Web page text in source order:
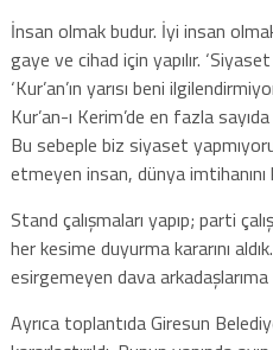
İnsan olmak budur. İyi insan
gaye ve cihad için yapılır.
‘Kur’an’ın yarısı beni
Kur’an-ı Kerim’de en fazla
Bu sebeple biz siyaset
etmeyen insan, dünya
Stand çalışmaları yapıp; parti
her kesime duyurma kararını
esirgemeyen dava
Ayrıca toplantıda Giresun